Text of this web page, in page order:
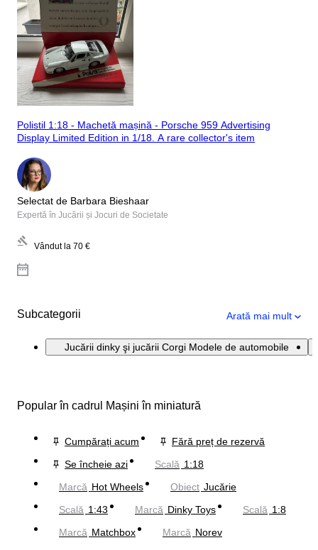
Polistil 1:18 - Machetă mașină - Porsche 959 Advertising
Display Limited Edition in 1/18. A rare collector's item
Selectat de Barbara Bieshaar
Expertă în Jucării și Jocuri de Societate
Vândut la 70 €
Subcategorii Arată mai mult
Jucării dinky şi jucării Corgi Modele de automobile
Popular în cadrul Mașini în miniatură
Cumpărați acum
Fără preț de rezervă
Se încheie azi
Scală 1:18
Marcă Hot Wheels Obiect Jucărie
Scală 1:43 Marcă Dinky Toys Scală 1:8
Marcă Matchbox Marcă Norev